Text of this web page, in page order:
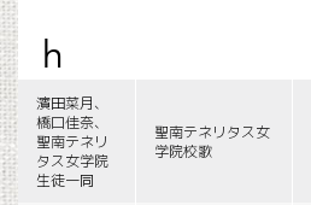
h
濱田菜月、
橋口佳奈、
聖南テネリ
タス女学院
生徒一同
聖南テネリタス女
学院校歌